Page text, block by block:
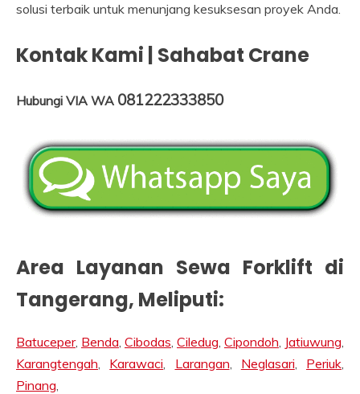
solusi terbaik untuk menunjang kesuksesan proyek Anda.
Kontak Kami | Sahabat Crane
Hubungi VIA WA 081222333850
Area Layanan Sewa Forklift di
Tangerang, Meliputi:
Batuceper, Benda, Cibodas, Ciledug, Cipondoh, Jatiuwung,
Karangtengah, Karawaci, Larangan, Neglasari, Periuk,
Pinang,